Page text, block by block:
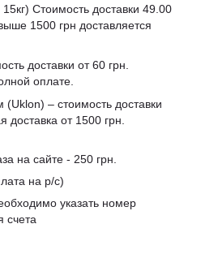
Стоимость доставки 49.00
1500 грн доставляется
доставки от 60 грн.
оплате.
– стоимость доставки
доставка от 1500 грн.
на сайте - 250 грн.
на р/с)
указать номер
счета